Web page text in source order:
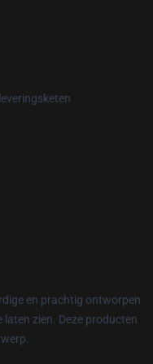
en prachtig ontworpen
zien. Deze producten